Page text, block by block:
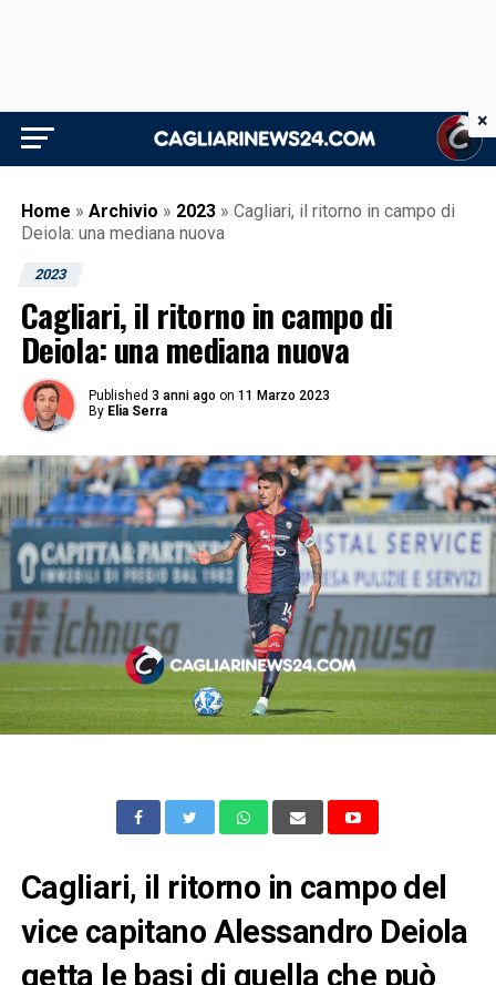
Home » Archivio » 2023 » Cagliari, il ritorno in campo di
Deiola: una mediana nuova
2023
Cagliari, il ritorno in campo di
Deiola: una mediana nuova
Published 3 anni ago on 11 Marzo 2023
By Elia Serra
Cagliari, il ritorno in campo del
vice capitano Alessandro Deiola
getta le basi di quella che può
×